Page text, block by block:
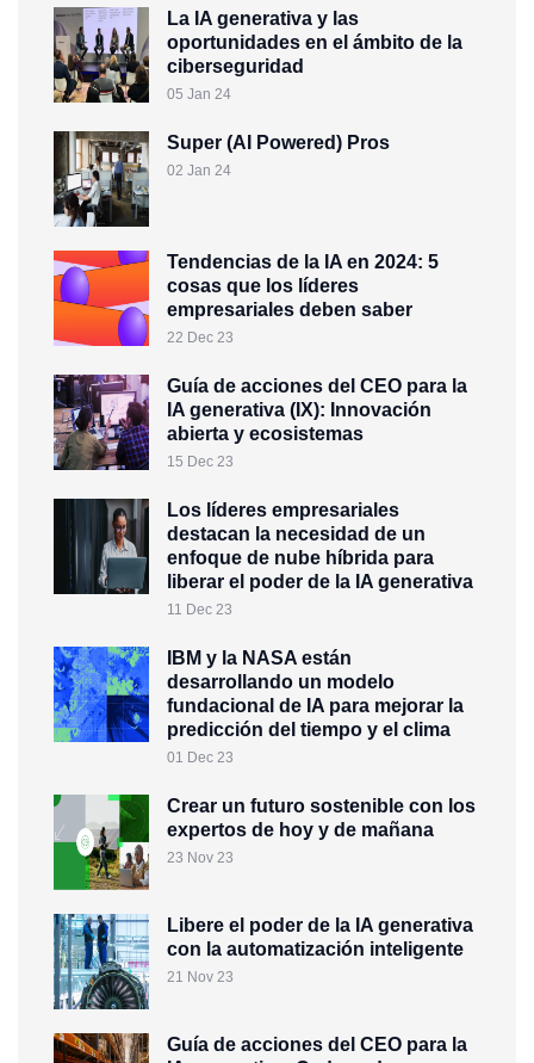
La IA generativa y las
oportunidades en el ámbito de la
ciberseguridad
05 Jan 24
Super (AI Powered) Pros
02 Jan 24
Tendencias de la IA en 2024: 5
cosas que los líderes
empresariales deben saber
22 Dec 23
Guía de acciones del CEO para la
IA generativa (IX): Innovación
abierta y ecosistemas
15 Dec 23
Los líderes empresariales
destacan la necesidad de un
enfoque de nube híbrida para
liberar el poder de la IA generativa
11 Dec 23
IBM y la NASA están
desarrollando un modelo
fundacional de IA para mejorar la
predicción del tiempo y el clima
01 Dec 23
Crear un futuro sostenible con los
expertos de hoy y de mañana
23 Nov 23
Libere el poder de la IA generativa
con la automatización inteligente
21 Nov 23
Guía de acciones del CEO para la